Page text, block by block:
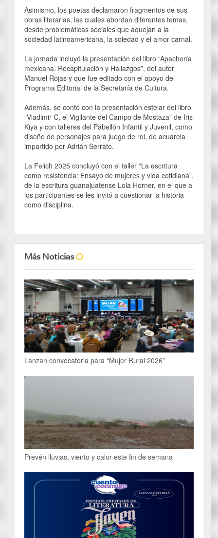
Asimismo, los poetas declamaron fragmentos de sus
obras literarias, las cuales abordan diferentes temas,
desde problemáticas sociales que aquejan a la
sociedad latinoamericana, la soledad y el amor carnal.
La jornada incluyó la presentación del libro “Apachería
mexicana. Recapitulación y Hallazgos”, del autor
Manuel Rojas y que fue editado con el apoyo del
Programa Editorial de la Secretaría de Cultura.
Además, se contó con la presentación estelar del libro
“Vladimir C, el Vigilante del Campo de Mostaza” de Iris
Kiya y con talleres del Pabellón Infantil y Juvenil, como
diseño de personajes para juego de rol, de acuarela
impartido por Adrián Serrato.
La Felich 2025 concluyó con el taller “La escritura
como resistencia: Ensayo de mujeres y vida cotidiana”,
de la escritura guanajuatense Lola Horner, en el que a
los participantes se les invitó a cuestionar la historia
como disciplina.
Más Noticias
Lanzan convocatoria para “Mujer Rural 2026”
Prevén lluvias, viento y calor este fin de semana